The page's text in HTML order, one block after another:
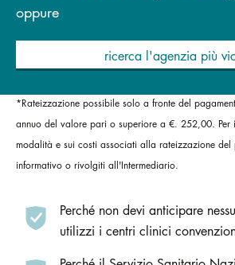
oppure
ricerca l'agenzia più
*Rateizzazione possibile solo a fronte del
annuo del valore pari o superiore a €. 252,00. Per
modalità e sui costi associati alla rateizzazione del
informativo o rivolgiti all'Intermediario.
Perché non devi anticipare
utilizzi i centri clinici